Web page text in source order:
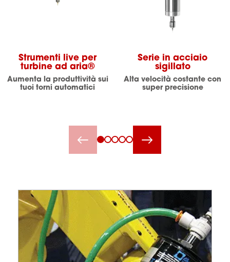
Strumenti live per
turbine ad aria®
Aumenta la produttività sui
tuoi torni automatici
Serie in acciaio
sigillato
Alta velocità costante con
super precisione